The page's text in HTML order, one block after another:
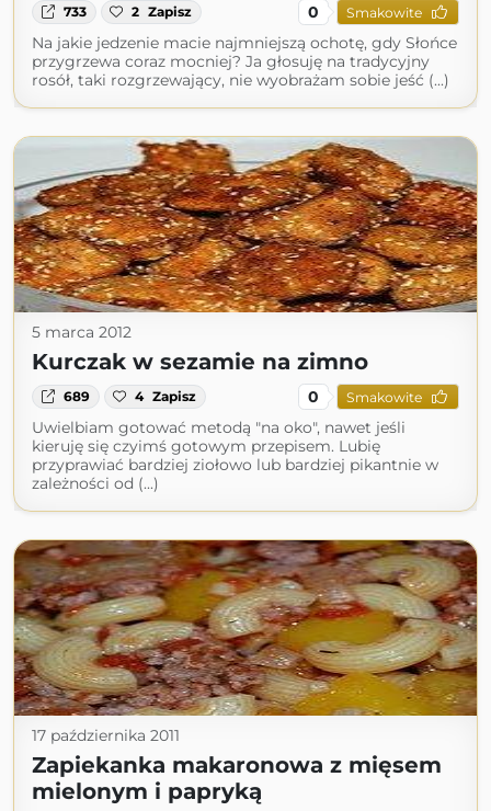
733 2 Zapisz 0 Smakowite
Na jakie jedzenie macie najmniejszą ochotę, gdy Słońce
przygrzewa coraz mocniej? Ja głosuję na tradycyjny
rosół, taki rozgrzewający, nie wyobrażam sobie jeść (...)
5 marca 2012
Kurczak w sezamie na zimno
689 4 Zapisz 0 Smakowite
Uwielbiam gotować metodą "na oko", nawet jeśli
kieruję się czyimś gotowym przepisem. Lubię
przyprawiać bardziej ziołowo lub bardziej pikantnie w
zależności od (...)
17 października 2011
Zapiekanka makaronowa z mięsem
mielonym i papryką